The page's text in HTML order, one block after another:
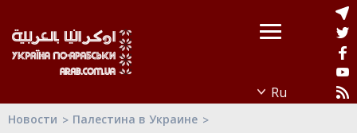
Новости Палестина в Украине